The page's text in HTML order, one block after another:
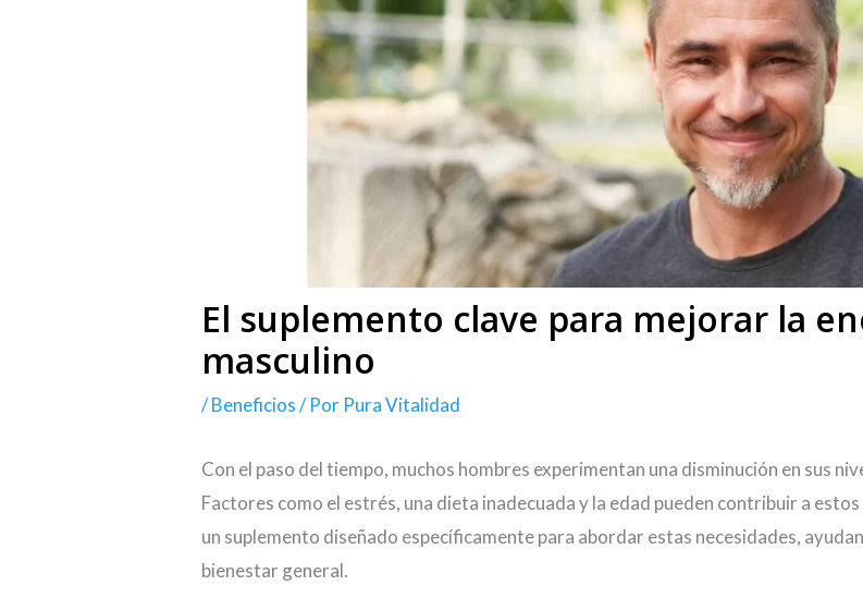
El suplemento clave para mejorar la
masculino
/Beneficios/ Por Pura Vitalidad
Con el paso del tiempo, muchos hombres experimentan una disminución en sus
Factores como el estrés, una dieta inadecuada y la edad pueden contribuir a estos
un suplemento diseñado específicamente para abordar estas necesidades,
bienestar general.